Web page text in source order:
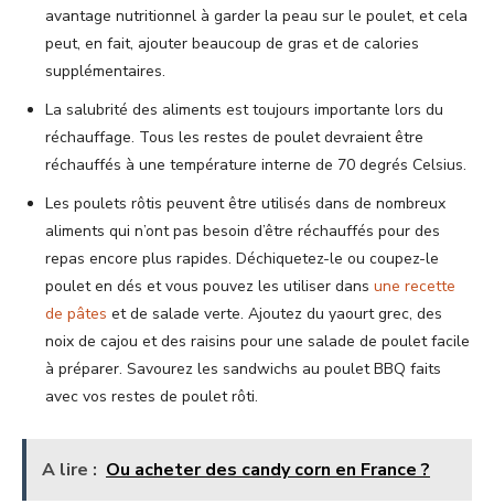
avantage nutritionnel à garder la peau sur le poulet, et cela
peut, en fait, ajouter beaucoup de gras et de calories
supplémentaires.
La salubrité des aliments est toujours importante lors du
réchauffage. Tous les restes de poulet devraient être
réchauffés à une température interne de 70 degrés Celsius.
Les poulets rôtis peuvent être utilisés dans de nombreux
aliments qui n’ont pas besoin d’être réchauffés pour des
repas encore plus rapides. Déchiquetez-le ou coupez-le
poulet en dés et vous pouvez les utiliser dans une recette
de pâtes et de salade verte. Ajoutez du yaourt grec, des
noix de cajou et des raisins pour une salade de poulet facile
à préparer. Savourez les sandwichs au poulet BBQ faits
avec vos restes de poulet rôti.
A lire : Ou acheter des candy corn en France ?